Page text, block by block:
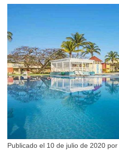
Publicado el 10 de julio de 2020 por